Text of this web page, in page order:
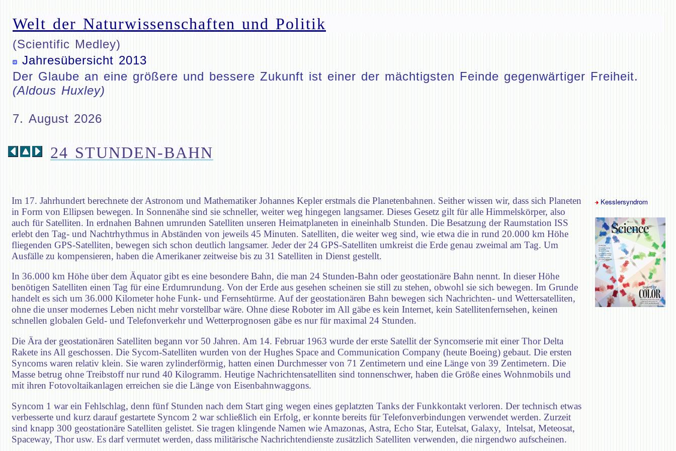
Welt der Naturwissenschaften und Politik
(Scientific Medley)
Jahresübersicht 2013
Der Glaube an eine größere und bessere Zukunft ist einer der mächtigsten Feinde gegenwärtiger Freiheit.
(Aldous Huxley)
7. August 2026
24 STUNDEN-BAHN
Im 17. Jahrhundert berechnete der Astronom und Mathematiker Johannes Kepler erstmals die Planetenbahnen. Seither wissen wir, dass sich Planeten
in Form von Ellipsen bewegen. In Sonnenähe sind sie schneller, weiter weg hingegen langsamer. Dieses Gesetz gilt für alle Himmelskörper, also
auch für Satelliten. In erdnahen Bahnen umrunden Satelliten unseren Heimatplaneten in eineinhalb Stunden. Die Besatzung der Raumstation ISS
erlebt den Tag- und Nachtrhythmus in Abständen von jeweils 45 Minuten. Satelliten, die weiter weg sind, wie etwa die in rund 20.000 km Höhe
fliegenden GPS-Satelliten, bewegen sich schon deutlich langsamer. Jeder der 24 GPS-Satelliten umkreist die Erde genau zweimal am Tag. Um
Ausfälle zu kompensieren, haben die Amerikaner zeitweise bis zu 31 Satelliten in Dienst gestellt.
In 36.000 km Höhe über dem Äquator gibt es eine besondere Bahn, die man 24 Stunden-Bahn oder geostationäre Bahn nennt. In dieser Höhe
benötigen Satelliten einen Tag für eine Erdumrundung. Von der Erde aus gesehen scheinen sie still zu stehen, obwohl sie sich bewegen. Im Grunde
handelt es sich um 36.000 Kilometer hohe Funk- und Fernsehtürme. Auf der geostationären Bahn bewegen sich Nachrichten- und Wettersatelliten,
ohne die unser modernes Leben nicht mehr vorstellbar wäre. Ohne diese Roboter im All gäbe es kein Internet, kein Satellitenfernsehen, keinen
schnellen globalen Geld- und Telefonverkehr und Wetterprognosen gäbe es nur für maximal 24 Stunden.
Die Ära der geostationären Satelliten begann vor 50 Jahren. Am 14. Februar 1963 wurde der erste Satellit der Syncomserie mit einer Thor Delta
Rakete ins All geschossen. Die Sycom-Satelliten wurden von der Hughes Space and Communication Company (heute Boeing) gebaut. Die ersten
Syncoms waren relativ klein. Sie waren zylinderförmig, hatten einen Durchmesser von 71 Zentimetern und eine Länge von 39 Zentimetern. Die
Masse betrug ohne Treibstoff nur rund 40 Kilogramm. Heutige Nachrichtensatelliten sind tonnenschwer, haben die Größe eines Wohnmobils und
mit ihren Fotovoltaikanlagen erreichen sie die Länge von Eisenbahnwaggons.
Syncom 1 war ein Fehlschlag, denn fünf Stunden nach dem Start ging wegen eines geplatzten Tanks der Funkkontakt verloren. Der technisch etwas
verbesserte und kurz darauf gestartete Syncom 2 war schließlich ein Erfolg, er konnte bereits für Telefonverbindungen verwendet werden. Zurzeit
sind knapp 300 geostationäre Satelliten gelistet. Sie tragen klingende Namen wie Amazonas, Astra, Echo Star, Eutelsat, Galaxy, Intelsat, Meteosat,
Spaceway, Thor usw. Es darf vermutet werden, dass militärische Nachrichtendienste zusätzlich Satelliten verwenden, die nirgendwo aufscheinen.
Kesslersyndrom